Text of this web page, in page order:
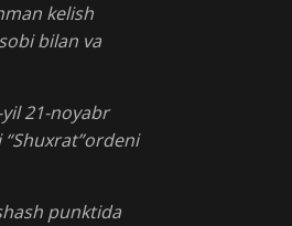
kelish
bilan va
yil 21-noyabr
punktida